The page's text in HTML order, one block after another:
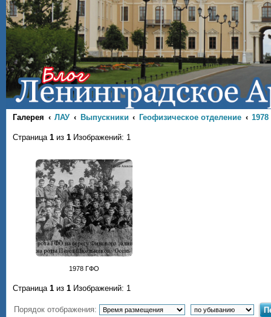
Галерея ЛАУ Выпускники Геофизическое отделение 1978
Страница 1 из 1 Изображений: 1
1978 ГФО
Страница 1 из 1 Изображений: 1
Порядок отображения: